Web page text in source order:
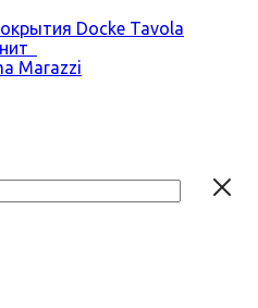
Docke Tavola
Marazzi